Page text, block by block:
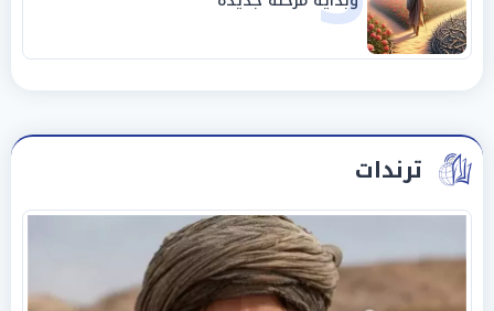
ترندات